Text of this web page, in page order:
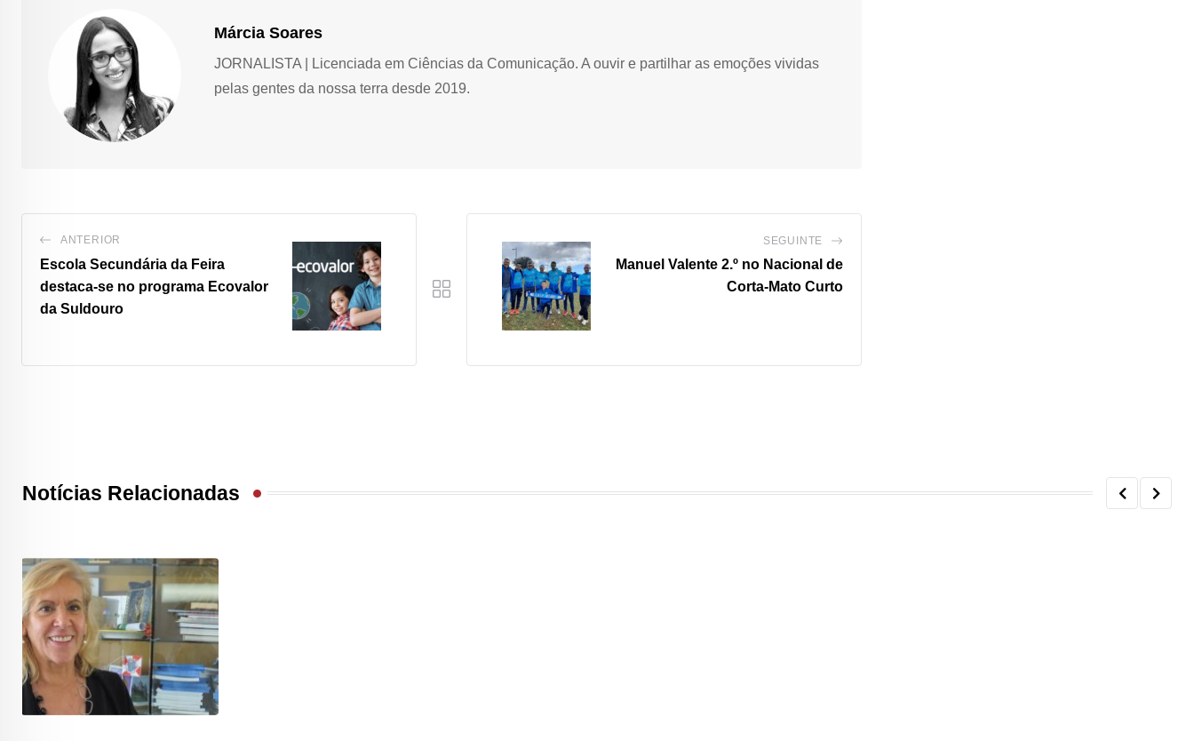
Márcia Soares
JORNALISTA | Licenciada em Ciências da Comunicação. A ouvir e partilhar as emoções vividas
pelas gentes da nossa terra desde 2019.
ANTERIOR
Escola Secundária da Feira
destaca-se no programa Ecovalor
da Suldouro
SEGUINTE
Manuel Valente 2.º no Nacional de
Corta-Mato Curto
Notícias Relacionadas